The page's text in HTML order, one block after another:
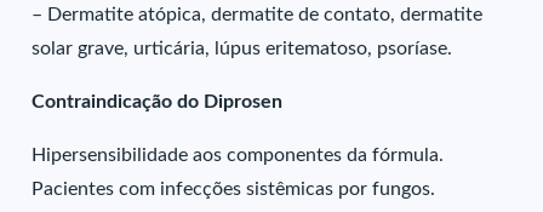
– Dermatite atópica, dermatite de contato, dermatite
solar grave, urticária, lúpus eritematoso, psoríase.
Contraindicação do Diprosen
Hipersensibilidade aos componentes da fórmula.
Pacientes com infecções sistêmicas por fungos.